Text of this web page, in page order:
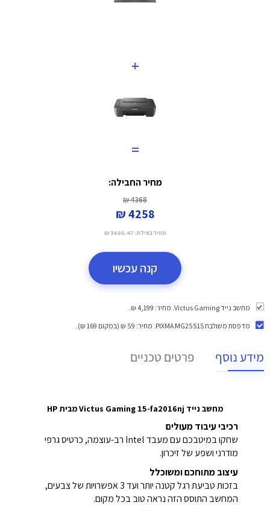
+
=
מחיר החבילה:
4368 ₪
4258 ₪
מחיר באילת: 3608.47 ₪
קנה עכשיו
מחשב נייד Victus Gaming. מחיר: 4,199 ₪.
מדפסת משולבת PIXMA MG2551S
. מחיר: 59 ₪ (במקום 169 ₪).
מידע נוסף פרטים טכניים
מחשב נייד Victus Gaming 15-fa2016nj מבית HP
רכיבי עיבוד מעולים
שחקו במיטבכם עם מעבד Intel‎ רב-עוצמה, כרטיס גרפי
מודרני ושפע של זיכרון.
עיצוב מתוחכם ומשוכלל
בזכות טביעת רגל קטנה יותר ועד 3 אפשרויות של צבעים,
המחשב התוסס הזה נראה טוב בכל מקום.